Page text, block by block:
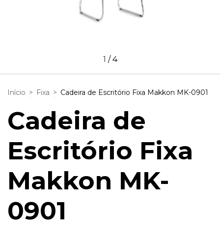
1 /4
Início > Fixa > Cadeira de Escritório Fixa Makkon MK-0901
Cadeira de
Escritório Fixa
Makkon MK-
0901